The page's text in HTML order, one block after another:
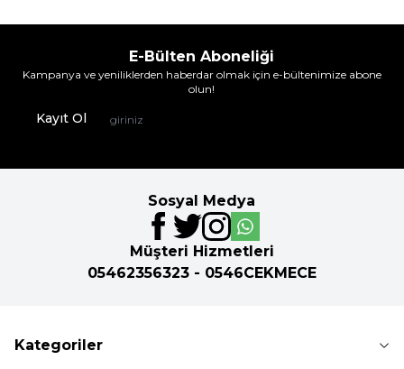
E-Bülten Aboneliği
Kampanya ve yeniliklerden haberdar olmak için e-bültenimize abone
olun!
Kayıt Ol
Sosyal Medya
Müşteri Hizmetleri
05462356323 - 0546CEKMECE
Kategoriler